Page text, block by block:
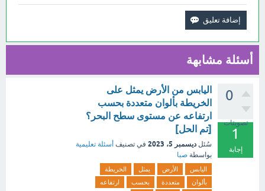
أسئلة مشابهة
0
تصويتات
1
إجابة
اليابس من الأرض يمثل على
الخريطة بألوان متعددة بحسب
ارتفاعه عن مستوى سطح البحر؟
[تم الحل]
سُئل ديسمبر 5، 2023 في تصنيف أسئلة تعليمية
بواسطة صبا
اليابس الأرض يمثل
الخريطة
بألوان
متعددة بحسب
ارتفاعه